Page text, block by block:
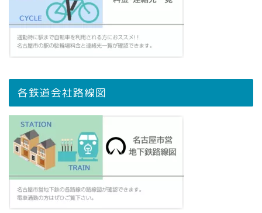
各鉄道会社路線図